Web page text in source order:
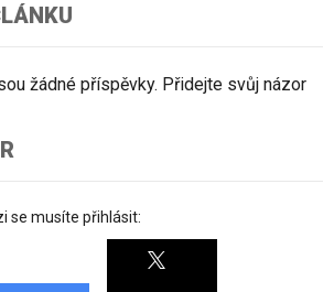
žádné příspěvky. Přidejte svůj názor
se musíte přihlásit: